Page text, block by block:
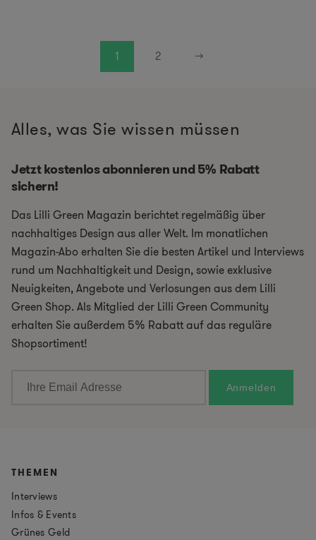
1 2 →
Alles, was Sie wissen müssen
Jetzt kostenlos abonnieren und 5% Rabatt
sichern!
Das Lilli Green Magazin berichtet regelmäßig über
nachhaltiges Design aus aller Welt. Im monatlichen
Magazin-Abo erhalten Sie die besten Artikel und Interviews
rund um Nachhaltigkeit und Design, sowie exklusive
Neuigkeiten, Angebote und Verlosungen aus dem Lilli
Green Shop. Als Mitglied der Lilli Green Community
erhalten Sie außerdem 5% Rabatt auf das reguläre
Shopsortiment!
THEMEN
Interviews
Infos & Events
Grünes Geld